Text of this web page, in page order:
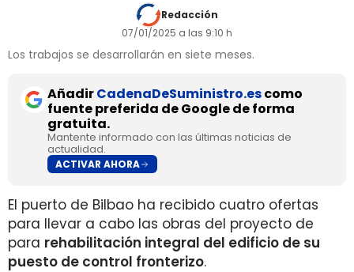
Redacción
07/01/2025 a las 9:10 h
Los trabajos se desarrollarán en siete meses.
AñadirCadenaDeSuministro.escomo
fuente preferida de Google de forma
gratuita.
Mantente informado con las últimas noticias de
actualidad.
ACTIVAR AHORA
El puerto de Bilbao ha recibido cuatro ofertas
para llevar a cabo las obras del proyecto de
para rehabilitación integral del edificio de su
puesto de control fronterizo.